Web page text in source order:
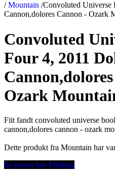
/ Mountain /Convoluted Universe
Cannon,dolores Cannon - Ozark
Convoluted
Four 4, 2011
Ozark
Fiit fandt convoluted universe
cannon,dolores cannon - ozark
Dette produkt fra Mountain har
Se prisen hos Plusbog